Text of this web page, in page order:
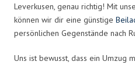
Leverkusen, genau richtig! Mit
können wir dir eine günstige
persönlichen Gegenstände nach
Uns ist bewusst, dass ein Umzug